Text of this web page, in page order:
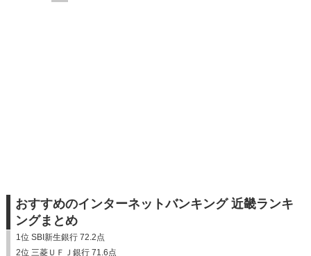
おすすめのインターネットバンキング 近畿ランキ
ングまとめ
1位 SBI新生銀行 72.2点
2位 三菱ＵＦＪ銀行 71.6点